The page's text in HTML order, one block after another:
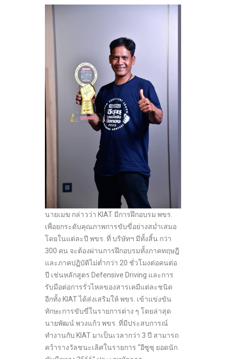
นายเมฆ กล่าวว่า KIAT มีการฝึกอบรม พขร.
เพื่อยกระดับคุณภาพการขับขี่อย่างสม่ำเสมอ
โดยในแต่ละปี พขร. ที่ บริษัทฯ มีทั้งสิ้น กว่า
300 คน จะต้องผ่านการฝึกอบรมทั้งภาคทฤษฎี
และภาคปฏิบัติไม่ต่ำกว่า 20 ชั่วโมงต่อคนต่อ
ปี เช่นหลักสูตร Defensive Driving และการ
รับมือต่อการรั่วไหลของสารเคมีแต่ละชนิด
อีกทั้ง KIAT ได้ส่งเสริมให้ พขร. เข้าแข่งขัน
ทักษะการขับขี่ในรายการต่าง ๆ โดยล่าสุด
นายพัฒน์ พวงแก้ว พขร. ที่มีประสบการณ์
ทำงานกับ KIAT มาเป็นเวลากว่า 3 ปี สามารถ
คว้ารางวัลชนะเลิศในรายการ “อีซูซุ ยอดนัก